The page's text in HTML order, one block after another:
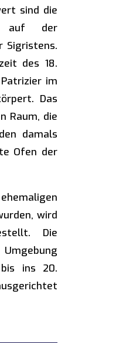
sind die
auf der
Sigristens.
des 18.
im
Das
Raum, die
damals
Ofen der
wird
Die
ins 20.